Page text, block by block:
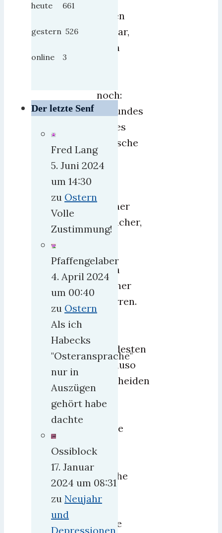
haben
Januar,
dann
noch:
Gesundes
Neues
wünsche
ich
meiner
Besucher,
die
noch
hierher
verirren.
2025
mindesten
genauso
bescheiden
letzte
mache
mir
keine
heute 661
gestern 526
online 3
Der letzte Senf
Fred Lang
5. Juni 2024
um 14:30
zu Ostern
Volle
Zustimmung!
Pfaffengelaber
4. April 2024
um 00:40
zu Ostern
Als ich
Habecks
"Osteransprache"
nur in
Auszügen
gehört habe
dachte
Ossiblock
17. Januar
2024 um 08:31
zu Neujahr
und
Depressionen